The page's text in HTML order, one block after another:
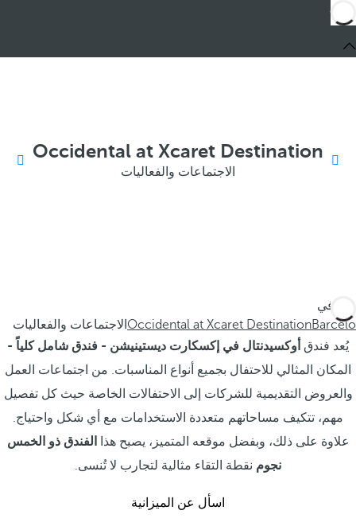
Occidental at Xcaret Destination
الاجتماعات والفعاليات
أنت في
Barceló
Occidental at Xcaret Destination الاجتماعات والفعاليات
يُعد فندق أوكسيدنتال في إكسكارت ديستينيشن - فندق شامل كلياً -
المكان المثالي للاحتفال بجميع أنواع المناسبات. من اجتماعات العمل
والعروض التقديمية للشركات إلى الاحتفالات الخاصة حيث كل تفصيل
مهم، تتكيف مساحاتهم متعددة الاستخدامات مع أي شكل واحتياج.
علاوة على ذلك، وبفضل موقعه المتميز، يصبح هذا
الفندق ذو الخمس
نجوم نقطة التقاء مثالية لتجارب لا تُنسى.
اسأل عن الميزانية